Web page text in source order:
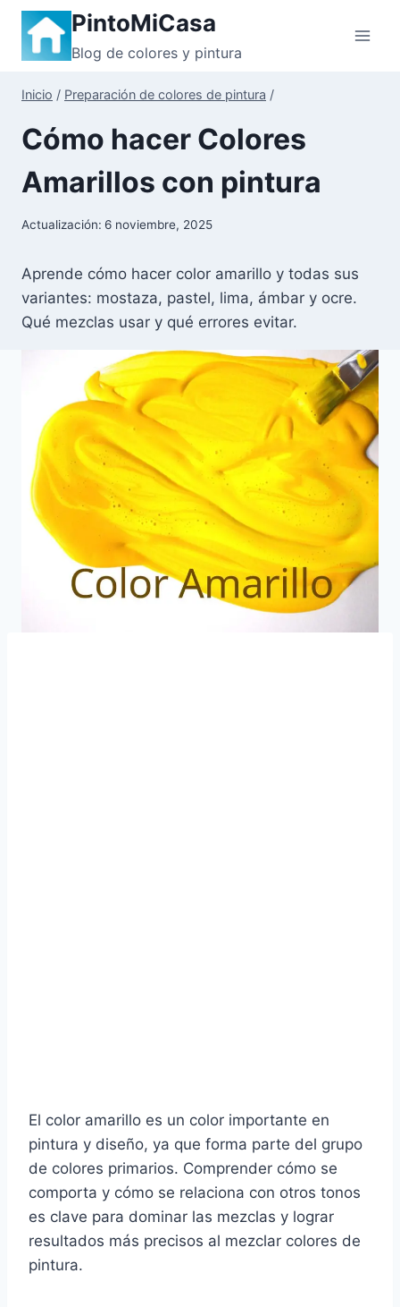
Saltar
contenido
PintoMiCasa
Blog de colores y pintura
Inicio / Preparación de colores de pintura /
Cómo hacer Colores
Amarillos con pintura
Actualización: 6 noviembre, 2025
Aprende cómo hacer color amarillo y todas sus
variantes: mostaza, pastel, lima, ámbar y ocre.
Qué mezclas usar y qué errores evitar.
El color amarillo es un color importante en
pintura y diseño, ya que forma parte del grupo
de colores primarios. Comprender cómo se
comporta y cómo se relaciona con otros tonos
es clave para dominar las mezclas y lograr
resultados más precisos al mezclar colores de
pintura.